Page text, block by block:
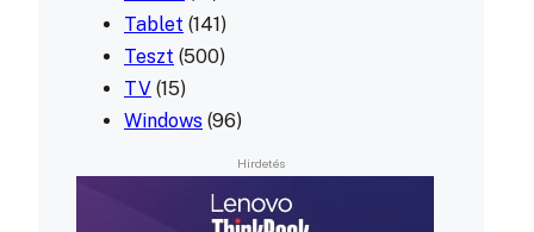
Tablet (141)
Teszt (500)
TV (15)
Windows (96)